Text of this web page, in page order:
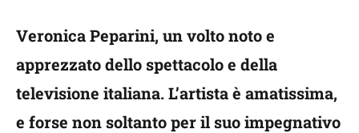
Veronica Peparini, un volto noto e
apprezzato dello spettacolo e della
televisione italiana. L’artista è amatissima,
e forse non soltanto per il suo impegnativo